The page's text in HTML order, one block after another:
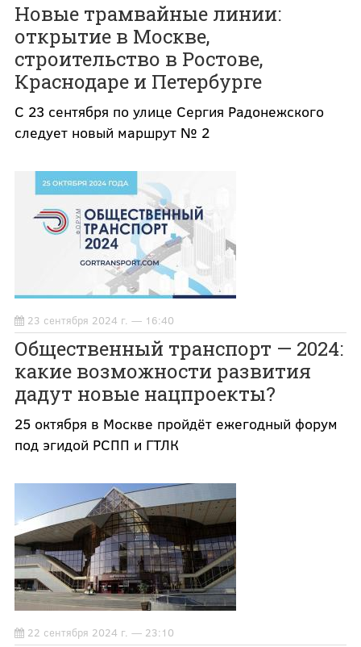
Новые трамвайные линии:
открытие в Москве,
строительство в Ростове,
Краснодаре и Петербурге
С 23 сентября по улице Сергия Радонежского
следует новый маршрут № 2
23 сентября 2024 г. — 16:40
Общественный транспорт — 2024:
какие возможности развития
дадут новые нацпроекты?
25 октября в Москве пройдёт ежегодный форум
под эгидой РСПП и ГТЛК
22 сентября 2024 г. — 23:10